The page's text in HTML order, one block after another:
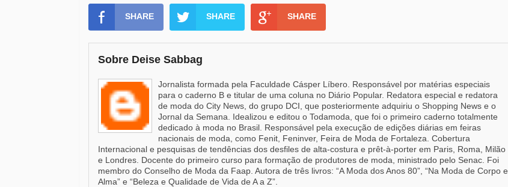
SHARE SHARE SHARE
Sobre Deise Sabbag
Jornalista formada pela Faculdade Cásper Líbero. Responsável por matérias especiais
para o caderno B e titular de uma coluna no Diário Popular. Redatora especial e redatora
de moda do City News, do grupo DCI, que posteriormente adquiriu o Shopping News e o
Jornal da Semana. Idealizou e editou o Todamoda, que foi o primeiro caderno totalmente
dedicado à moda no Brasil. Responsável pela execução de edições diárias em feiras
nacionais de moda, como Fenit, Feninver, Feira de Moda de Fortaleza. Cobertura
Internacional e pesquisas de tendências dos desfiles de alta-costura e prêt-à-porter em Paris, Roma, Milão
e Londres. Docente do primeiro curso para formação de produtores de moda, ministrado pelo Senac. Foi
membro do Conselho de Moda da Faap. Autora de três livros: “A Moda dos Anos 80”, “Na Moda de Corpo e
Alma” e “Beleza e Qualidade de Vida de A a Z”.